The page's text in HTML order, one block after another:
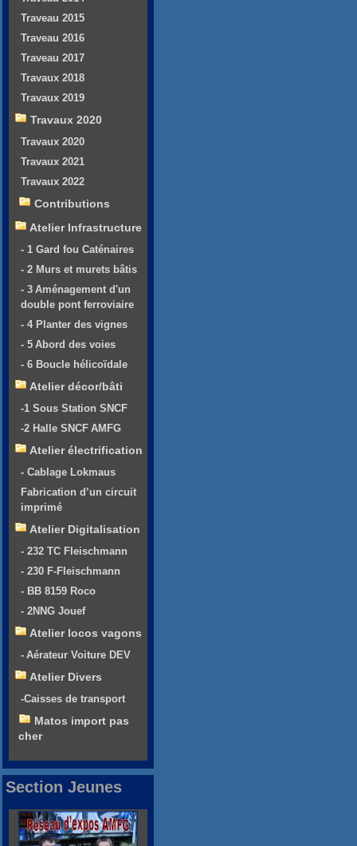
Traveau 2015
Traveau 2016
Traveau 2017
Travaux 2018
Travaux 2019
Travaux 2020
Travaux 2020
Travaux 2021
Travaux 2022
Contributions
Atelier Infrastructure
- 1 Gard fou Caténaires
- 2 Murs et murets bâtis
- 3 Aménagement d'un
double pont ferroviaire
- 4 Planter des vignes
- 5 Abord des voies
- 6 Boucle hélicoïdale
Atelier décor/bâti
-1 Sous Station SNCF
-2 Halle SNCF AMFG
Atelier électrification
- Cablage Lokmaus
Fabrication d’un circuit
imprimé
Atelier Digitalisation
- 232 TC Fleischmann
- 230 F-Fleischmann
- BB 8159 Roco
- 2NNG Jouef
Atelier locos vagons
- Aérateur Voiture DEV
Atelier Divers
-Caisses de transport
Matos import pas
cher
Section Jeunes